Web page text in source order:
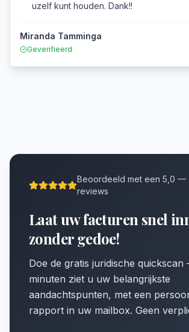
uzelf kunt houden. Dank!!
Miranda Tamminga
Geverifieerd
Beoordeeld met een 5,0 —
reviews
Laat uw facturen snel
zonder gedoe!
Doe de gratis juridische
minuten ziet u uw belangrijkste
aandachtspunten, met een
rapport in uw mailbox. Geen